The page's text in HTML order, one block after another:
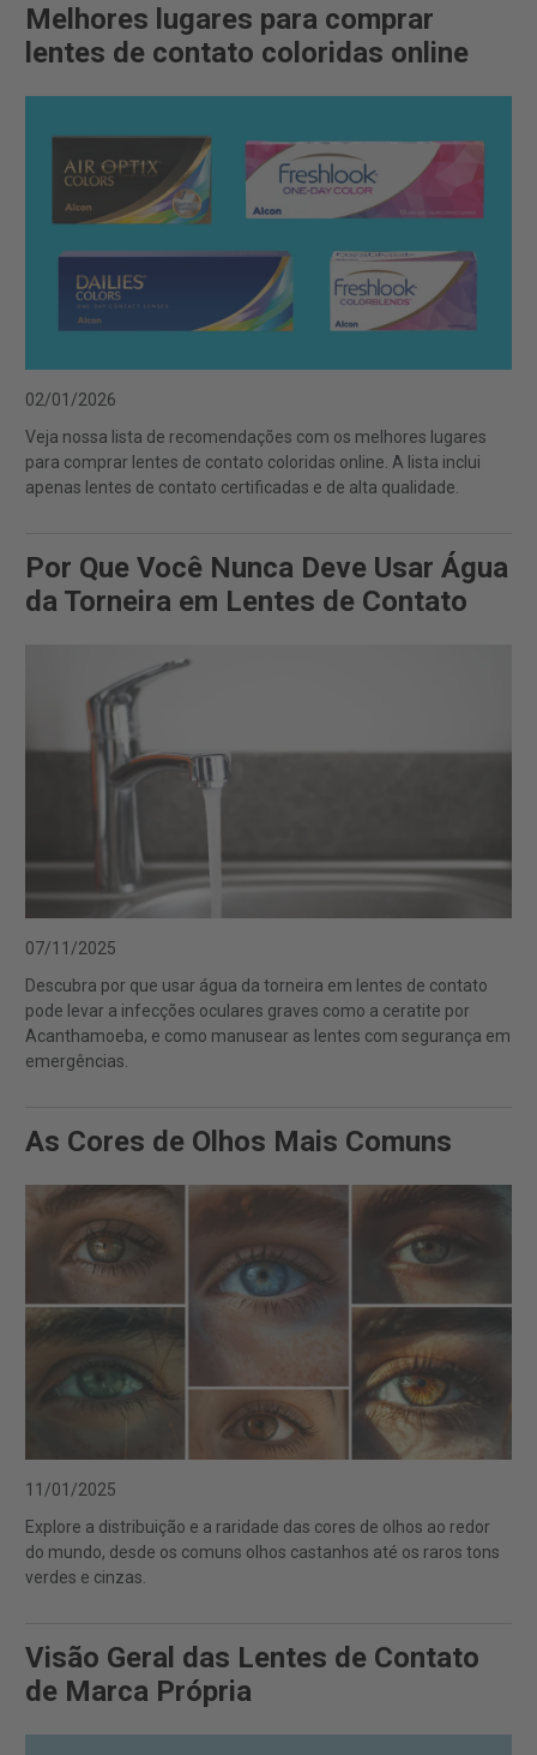
Melhores lugares para comprar
lentes de contato coloridas online
02/01/2026
Veja nossa lista de recomendações com os melhores lugares
para comprar lentes de contato coloridas online. A lista inclui
apenas lentes de contato certificadas e de alta qualidade.
Por Que Você Nunca Deve Usar Água
da Torneira em Lentes de Contato
07/11/2025
Descubra por que usar água da torneira em lentes de contato
pode levar a infecções oculares graves como a ceratite por
Acanthamoeba, e como manusear as lentes com segurança em
emergências.
As Cores de Olhos Mais Comuns
11/01/2025
Explore a distribuição e a raridade das cores de olhos ao redor
do mundo, desde os comuns olhos castanhos até os raros tons
verdes e cinzas.
Visão Geral das Lentes de Contato
de Marca Própria